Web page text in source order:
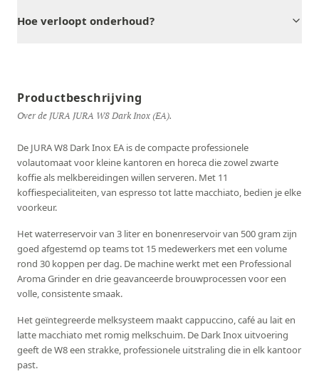
Hoe verloopt onderhoud?
Productbeschrijving
Over de JURA JURA W8 Dark Inox (EA).
De JURA W8 Dark Inox EA is de compacte professionele
volautomaat voor kleine kantoren en horeca die zowel zwarte
koffie als melkbereidingen willen serveren. Met 11
koffiespecialiteiten, van espresso tot latte macchiato, bedien je elke
voorkeur.
Het waterreservoir van 3 liter en bonenreservoir van 500 gram zijn
goed afgestemd op teams tot 15 medewerkers met een volume
rond 30 koppen per dag. De machine werkt met een Professional
Aroma Grinder en drie geavanceerde brouwprocessen voor een
volle, consistente smaak.
Het geïntegreerde melksysteem maakt cappuccino, café au lait en
latte macchiato met romig melkschuim. De Dark Inox uitvoering
geeft de W8 een strakke, professionele uitstraling die in elk kantoor
past.